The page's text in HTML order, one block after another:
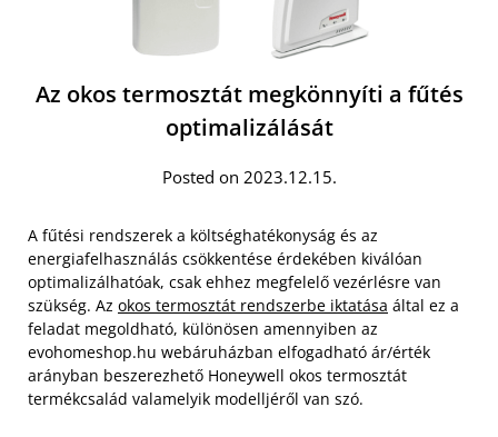
Az okos termosztát megkönnyíti a fűtés
optimalizálását
Posted on 2023.12.15.
A fűtési rendszerek a költséghatékonyság és az
energiafelhasználás csökkentése érdekében kiválóan
optimalizálhatóak, csak ehhez megfelelő vezérlésre van
szükség. Az okos termosztát rendszerbe iktatása által ez a
feladat megoldható, különösen amennyiben az
evohomeshop.hu webáruházban elfogadható ár/érték
arányban beszerezhető Honeywell okos termosztát
termékcsalád valamelyik modelljéről van szó.